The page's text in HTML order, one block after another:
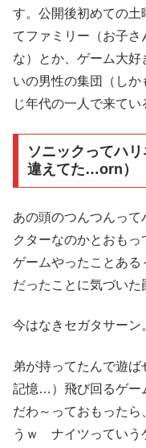
す。公開後初めての土
てファミリー（お子
な）とか、ゲーム大
いの男性の集団（しか
じ年代の一人で来て
ソニックってハ
違えてた…orn）
あの頭のつんつんっ
クターなのかとおも
ゲームやったことある
だったことに気づいた
今はなきセガタサーン
弟が持ってたんで遊
記憶…）飛び回るゲー
だわ～っておもった
うｗ ナイツっていう